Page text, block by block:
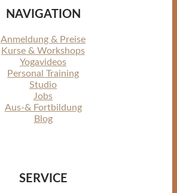
NAVIGATION
Anmeldung & Preise
Kurse & Workshops
Yogavideos
Personal Training
Studio
Jobs
Aus-& Fortbildung
Blog
SERVICE